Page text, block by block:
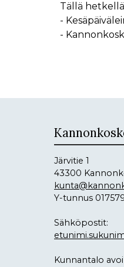
Tällä
-
-
Järvitie 1
43300
Y-tunnus
Sähköpostit:
Kunnantalo